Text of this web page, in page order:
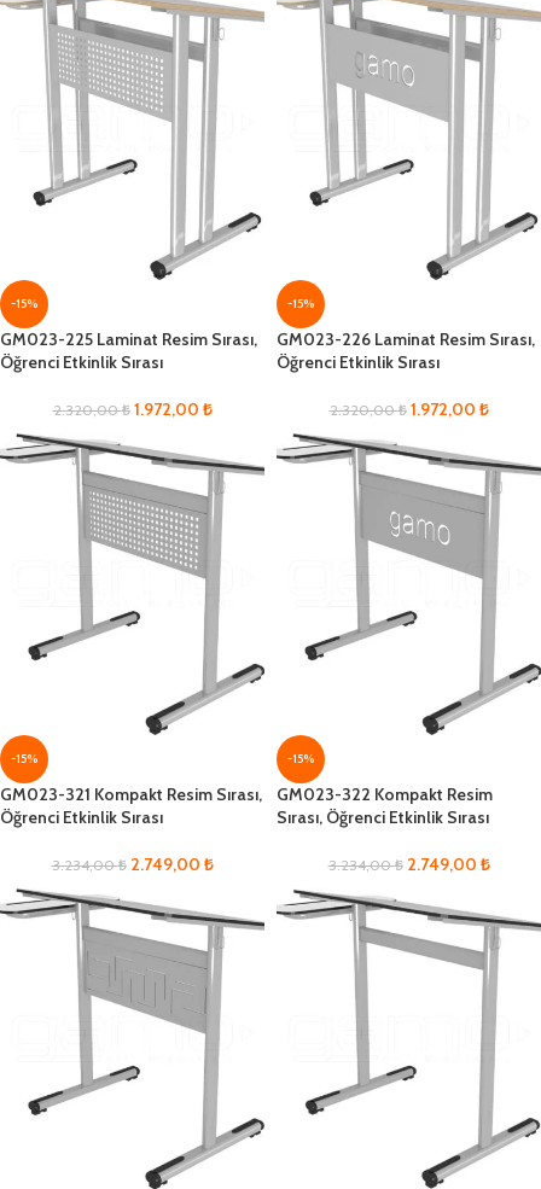
-15%
GM023-225 Laminat Resim Sırası,
Öğrenci Etkinlik Sırası
2.320,00₺ 1.972,00 ₺
-15%
GM023-226 Laminat Resim Sırası,
Öğrenci Etkinlik Sırası
2.320,00₺ 1.972,00 ₺
-15%
GM023-321 Kompakt Resim Sırası,
Öğrenci Etkinlik Sırası
3.234,00₺ 2.749,00 ₺
-15%
GM023-322 Kompakt Resim
Sırası, Öğrenci Etkinlik Sırası
3.234,00₺ 2.749,00 ₺